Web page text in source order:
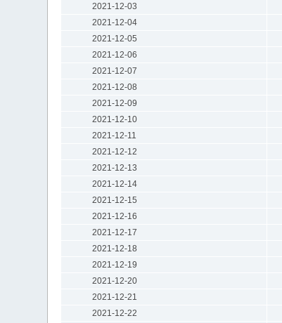
2021-12-03
2021-12-04
2021-12-05
2021-12-06
2021-12-07
2021-12-08
2021-12-09
2021-12-10
2021-12-11
2021-12-12
2021-12-13
2021-12-14
2021-12-15
2021-12-16
2021-12-17
2021-12-18
2021-12-19
2021-12-20
2021-12-21
2021-12-22